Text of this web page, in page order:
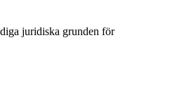
juridiska grunden för